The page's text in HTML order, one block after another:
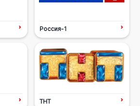
Россия-1
ТНТ